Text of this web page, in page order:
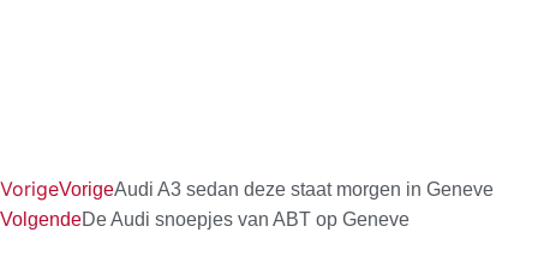
VorigeVorigeAudi A3 sedan deze staat morgen in Geneve
VolgendeDe Audi snoepjes van ABT op Geneve